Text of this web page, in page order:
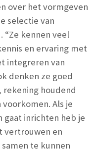
over het vormgeven
selectie van
“Ze kennen veel
en ervaring met
integreren van
denken ze goed
houdend
Als je
gaat inrichten heb je
vertrouwen en
te kunnen